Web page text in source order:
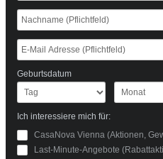
Geburtsdatum
Ich interessiere mich für:
CasaNova Vienna (Aktionen,
Last-Minute-Angebote